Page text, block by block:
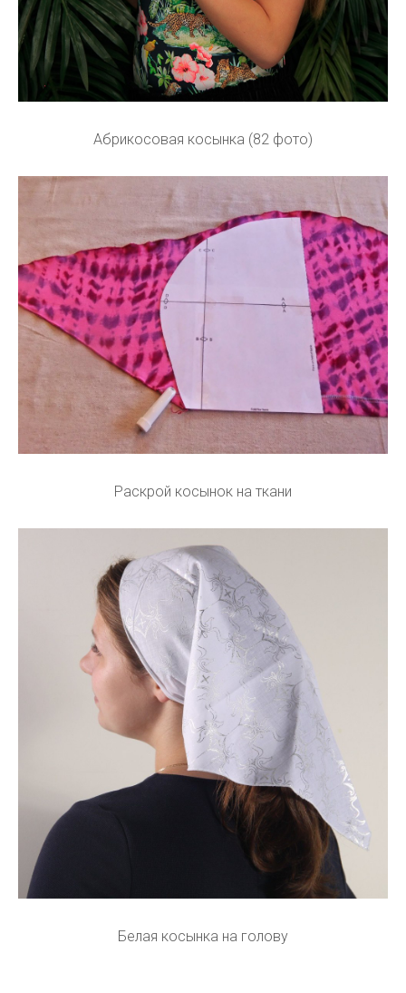
Абрикосовая косынка (82 фото)
Раскрой косынок на ткани
Белая косынка на голову